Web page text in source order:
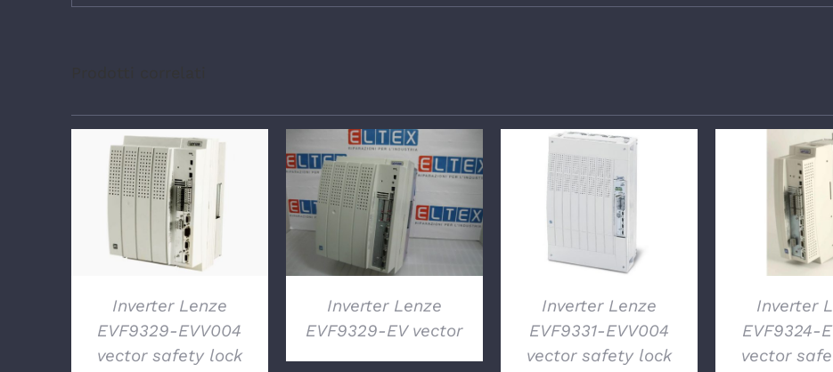
DETTAGLI
Inverter Lenze
EVF9329-EVV004
vector safety lock
DETTAGLI
Inverter Lenze
EVF9329-EV vector
DETTAGLI
Inverter Lenze
EVF9331-EVV004
vector safety lock
Inverter
EVF9324-
vector